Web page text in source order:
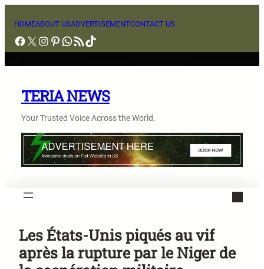
contenu
HOMEABOUT USADVERTISEMENTCONTACT US
Facebook
X Instagram
Pinterest
WhatsApp
Flux RSSTikTok
TERIA NEWS
Your Trusted Voice Across the World.
Les États-Unis piqués au vif
après la rupture par le Niger de